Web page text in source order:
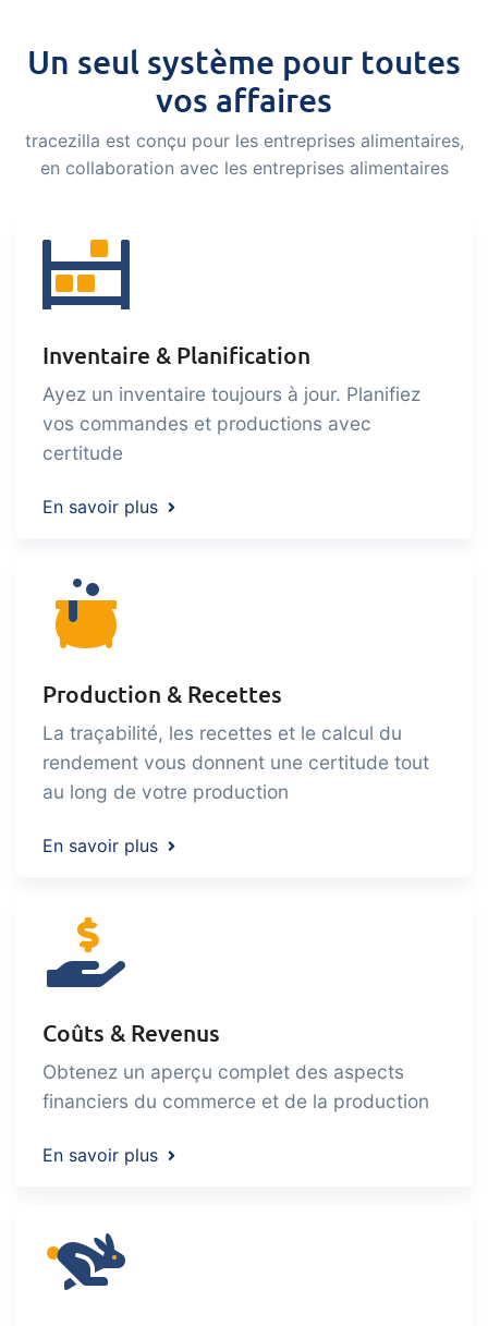
entreprise alimentaire certifiée et
durable
Extension
Tâches et contrôles
contrôles automatiques. Collaborez
efficacement sur les tâches, l'auto-
inspection et la planification.
Boutique en ligne B2B /
entrée commerciale
Canal de vente B2B pour vos clients et
agents commerciaux basé sur les
données dans tracezilla.
Un seul système pour toutes
vos affaires
tracezilla est conçu pour les entreprises alimentaires,
en collaboration avec les entreprises alimentaires
Inventaire & Planification
Ayez un inventaire toujours à jour. Planifiez
vos commandes et productions avec
certitude
En savoir plus
Production & Recettes
La traçabilité, les recettes et le calcul du
rendement vous donnent une certitude tout
au long de votre production
En savoir plus
Coûts & Revenus
Obtenez un aperçu complet des aspects
financiers du commerce et de la production
En savoir plus